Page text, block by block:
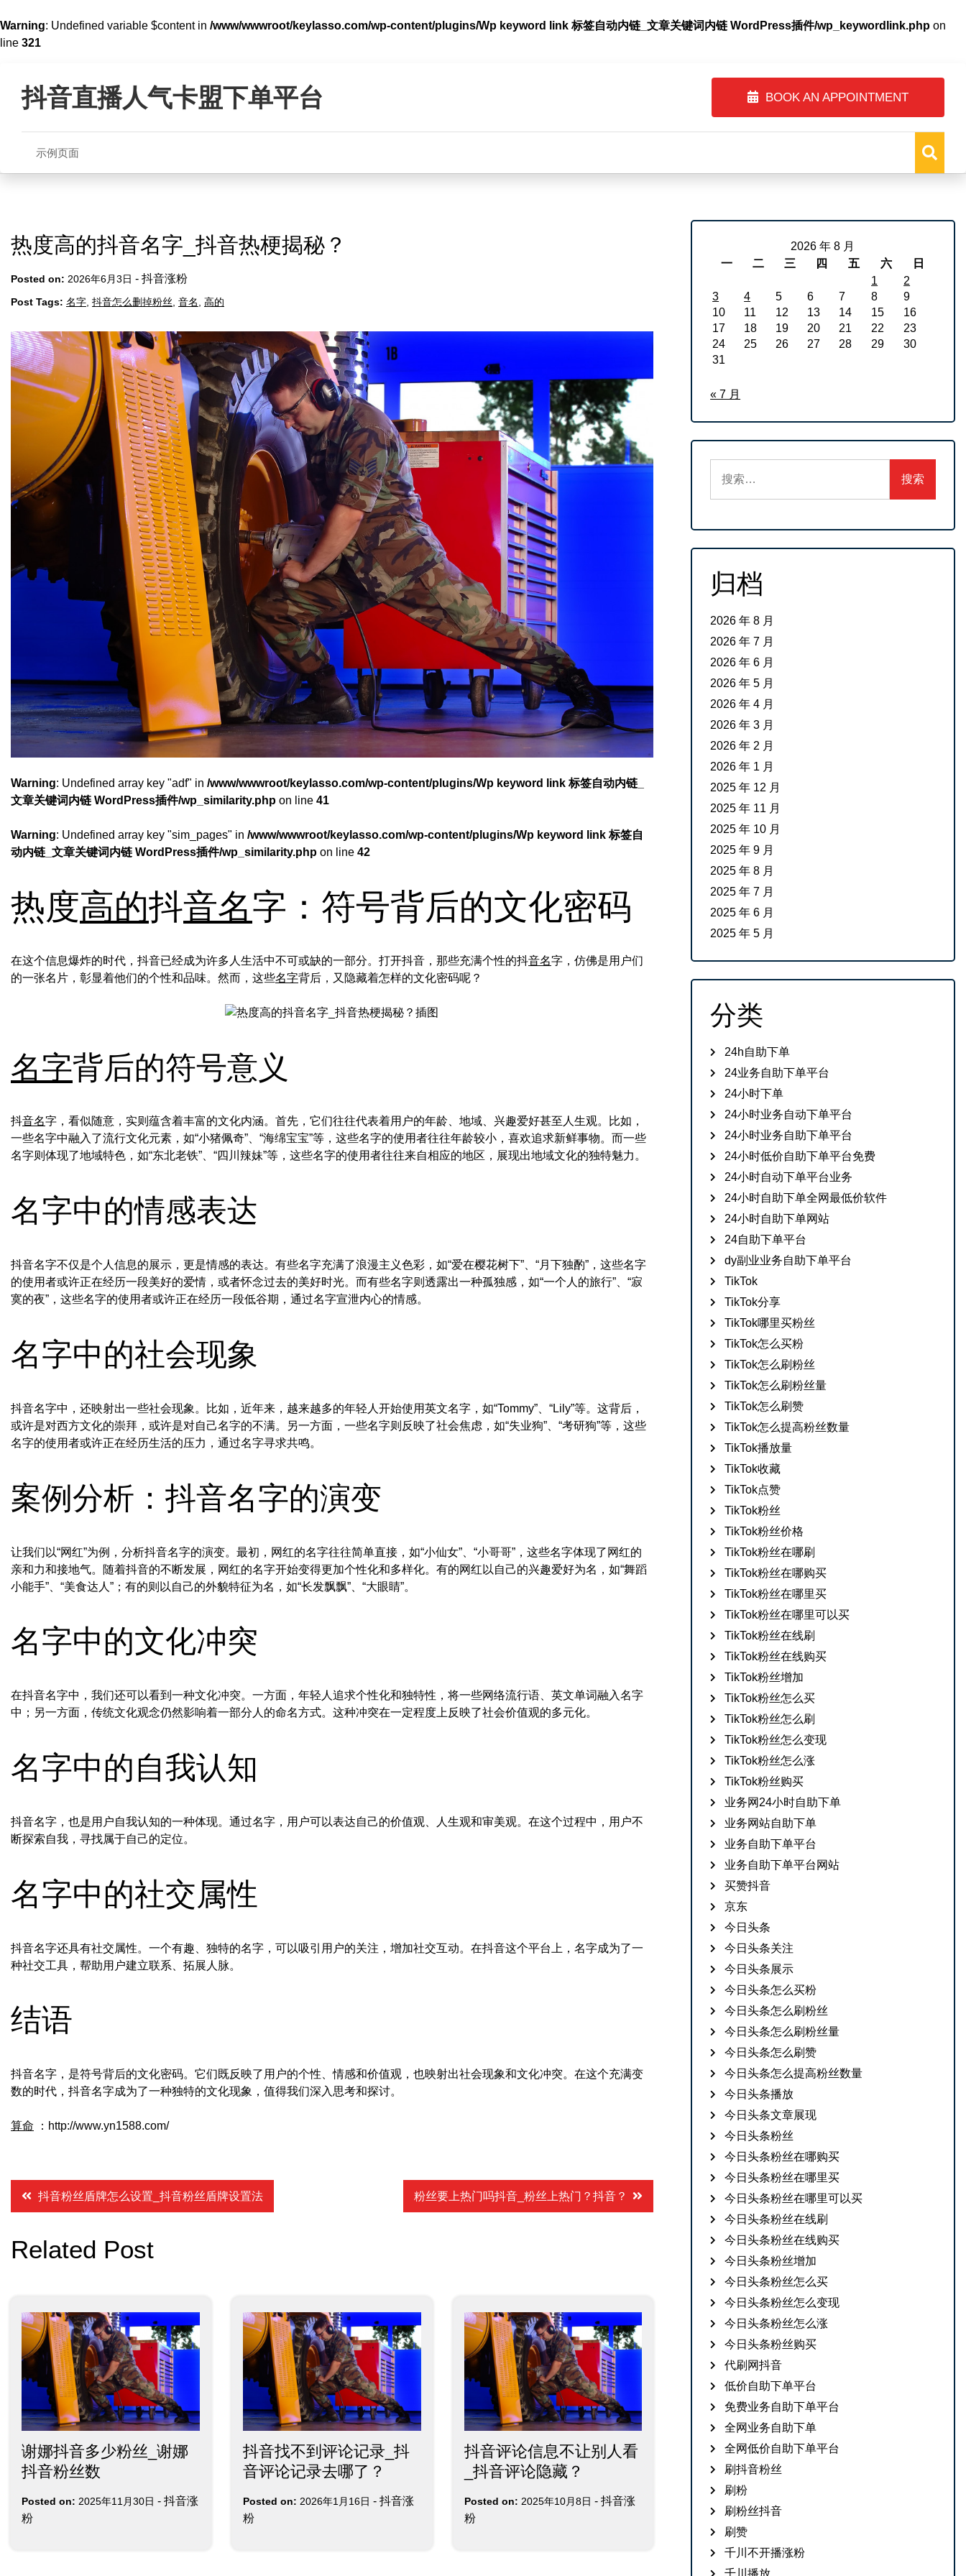
Warning: Undefined variable $content in /www/wwwroot/keylasso.com/wp-content/plugins/Wp keyword link 标签自动内链_文章关键词内链 WordPress插件/wp_keywordlink.php on
line 321
on line1247
content抖音直播人气卡盟下单平台 BOOK AN APPOINTMENT
示例页面
热度高的抖音名字_抖音热梗揭秘？
Posted on: 2026年6月3日 - 抖音涨粉
Post Tags: 名字 抖音怎么删掉粉丝 音名 高的
Warning: Undefined array key "adf" in /www/wwwroot/keylasso.com/wp-content/plugins/Wp keyword link 标签自动内链_
文章关键词内链 WordPress插件/wp_similarity.php on line 41
Warning: Undefined array key "sim_pages" in /www/wwwroot/keylasso.com/wp-content/plugins/Wp keyword link 标签自
动内链_文章关键词内链 WordPress插件/wp_similarity.php on line 42
热度高的抖音名字：符号背后的文化密码
在这个信息爆炸的时代，抖音已经成为许多人生活中不可或缺的一部分。打开抖音，那些充满个性的抖音名字，仿佛是用户们
的一张名片，彰显着他们的个性和品味。然而，这些名字背后，又隐藏着怎样的文化密码呢？
名字背后的符号意义
抖音名字，看似随意，实则蕴含着丰富的文化内涵。首先，它们往往代表着用户的年龄、地域、兴趣爱好甚至人生观。比如，
一些名字中融入了流行文化元素，如“小猪佩奇”、“海绵宝宝”等，这些名字的使用者往往年龄较小，喜欢追求新鲜事物。而一些
名字则体现了地域特色，如“东北老铁”、“四川辣妹”等，这些名字的使用者往往来自相应的地区，展现出地域文化的独特魅力。
名字中的情感表达
抖音名字不仅是个人信息的展示，更是情感的表达。有些名字充满了浪漫主义色彩，如“爱在樱花树下”、“月下独酌”，这些名字
的使用者或许正在经历一段美好的爱情，或者怀念过去的美好时光。而有些名字则透露出一种孤独感，如“一个人的旅行”、“寂
寞的夜”，这些名字的使用者或许正在经历一段低谷期，通过名字宣泄内心的情感。
名字中的社会现象
抖音名字中，还映射出一些社会现象。比如，近年来，越来越多的年轻人开始使用英文名字，如“Tommy”、“Lily”等。这背后，
或许是对西方文化的崇拜，或许是对自己名字的不满。另一方面，一些名字则反映了社会焦虑，如“失业狗”、“考研狗”等，这些
名字的使用者或许正在经历生活的压力，通过名字寻求共鸣。
案例分析：抖音名字的演变
让我们以“网红”为例，分析抖音名字的演变。最初，网红的名字往往简单直接，如“小仙女”、“小哥哥”，这些名字体现了网红的
亲和力和接地气。随着抖音的不断发展，网红的名字开始变得更加个性化和多样化。有的网红以自己的兴趣爱好为名，如“舞蹈
小能手”、“美食达人”；有的则以自己的外貌特征为名，如“长发飘飘”、“大眼睛”。
名字中的文化冲突
在抖音名字中，我们还可以看到一种文化冲突。一方面，年轻人追求个性化和独特性，将一些网络流行语、英文单词融入名字
中；另一方面，传统文化观念仍然影响着一部分人的命名方式。这种冲突在一定程度上反映了社会价值观的多元化。
名字中的自我认知
抖音名字，也是用户自我认知的一种体现。通过名字，用户可以表达自己的价值观、人生观和审美观。在这个过程中，用户不
断探索自我，寻找属于自己的定位。
名字中的社交属性
抖音名字还具有社交属性。一个有趣、独特的名字，可以吸引用户的关注，增加社交互动。在抖音这个平台上，名字成为了一
种社交工具，帮助用户建立联系、拓展人脉。
结语
抖音名字，是符号背后的文化密码。它们既反映了用户的个性、情感和价值观，也映射出社会现象和文化冲突。在这个充满变
数的时代，抖音名字成为了一种独特的文化现象，值得我们深入思考和探讨。
算命 ：http://www.yn1588.com/
文
章
航
抖音粉丝盾牌怎么设置_抖音粉丝盾牌设置法 粉丝要上热门吗抖音_粉丝上热门？抖音？
Related Post
谢娜抖音多少粉丝_谢娜
抖音粉丝数
Posted on: 2025年11月30日 - 抖音涨
粉
抖音找不到评论记录_抖
音评论记录去哪了？
Posted on: 2026年1月16日 - 抖音涨
粉
抖音评论信息不让别人看
_抖音评论隐藏？
Posted on: 2025年10月8日 - 抖音涨
粉
2026 年 8 月
一
二 三 四 五 六
日
1
2
3
4 5 6 7 8
9
10
11 12 13 14 15
16
17
18 19 20 21 22
23
24
25 26 27 28 29
30
31
« 7 月
索：
归档
2026 年 8 月
2026 年 7 月
2026 年 6 月
2026 年 5 月
2026 年 4 月
2026 年 3 月
2026 年 2 月
2026 年 1 月
2025 年 12 月
2025 年 11 月
2025 年 10 月
2025 年 9 月
2025 年 8 月
2025 年 7 月
2025 年 6 月
2025 年 5 月
分类
24h自助下单
24业务自助下单平台
24小时下单
24小时业务自动下单平台
24小时业务自助下单平台
24小时低价自助下单平台免费
24小时自动下单平台业务
24小时自助下单全网最低价软件
24小时自助下单网站
24自助下单平台
dy副业业务自助下单平台
TikTok
TikTok分享
TikTok哪里买粉丝
TikTok怎么买粉
TikTok怎么刷粉丝
TikTok怎么刷粉丝量
TikTok怎么刷赞
TikTok怎么提高粉丝数量
TikTok播放量
TikTok收藏
TikTok点赞
TikTok粉丝
TikTok粉丝价格
TikTok粉丝在哪刷
TikTok粉丝在哪购买
TikTok粉丝在哪里买
TikTok粉丝在哪里可以买
TikTok粉丝在线刷
TikTok粉丝在线购买
TikTok粉丝增加
TikTok粉丝怎么买
TikTok粉丝怎么刷
TikTok粉丝怎么变现
TikTok粉丝怎么涨
TikTok粉丝购买
业务网24小时自助下单
业务网站自助下单
业务自助下单平台
业务自助下单平台网站
买赞抖音
京东
今日头条
今日头条关注
今日头条展示
今日头条怎么买粉
今日头条怎么刷粉丝
今日头条怎么刷粉丝量
今日头条怎么刷赞
今日头条怎么提高粉丝数量
今日头条播放
今日头条文章展现
今日头条粉丝
今日头条粉丝在哪购买
今日头条粉丝在哪里买
今日头条粉丝在哪里可以买
今日头条粉丝在线刷
今日头条粉丝在线购买
今日头条粉丝增加
今日头条粉丝怎么买
今日头条粉丝怎么变现
今日头条粉丝怎么涨
今日头条粉丝购买
代刷网抖音
低价自助下单平台
免费业务自助下单平台
全网业务自助下单
全网低价自助下单平台
刷抖音粉丝
刷粉
刷粉丝抖音
刷赞
千川不开播涨粉
千川播放